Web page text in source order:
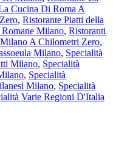
Cucina Di Roma A
, Ristorante Piatti della
Romane Milano, Ristoranti
A Chilometri Zero,
Milano, Specialità
Milano, Specialità
, Specialità
Milano, Specialità
Varie Regioni D'Italia